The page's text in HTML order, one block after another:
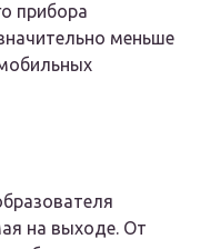
прибора
меньше
на выходе. От